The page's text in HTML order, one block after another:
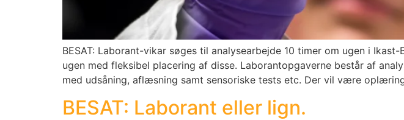
BESAT: Laborant-vikar søges til analysearbejde 10 timer om ugen i
ugen med fleksibel placering af disse. Laborantopgaverne består af
med udsåning, aflæsning samt sensoriske tests etc. Der vil være
BESAT: Laborant eller lign.